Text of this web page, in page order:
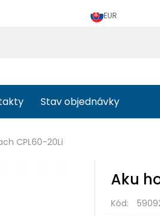
EUR
Stav objednávky
CPL60-20Li
Aku
Kód: